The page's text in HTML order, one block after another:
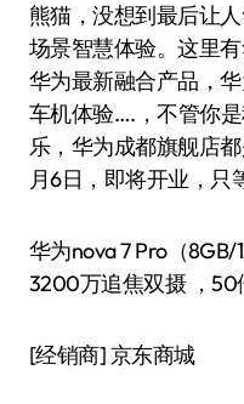
熊猫，没想到最后让
场景智慧体验。这里
华为最新融合产品，
车机体验….，不管你
乐，华为成都旗舰店
月6日，即将开业，只
华为nova 7 Pro（
3200万追焦双摄 ，50
[经销商]京东商城